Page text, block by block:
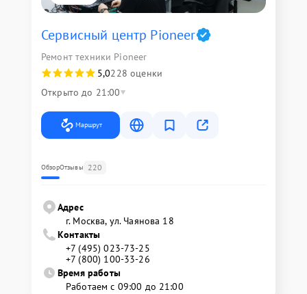
Сервисный центр Pioneer
Ремонт техники Pioneer
5,0228 оценки
Открыто до 21:00
Маршрут
ОбзорОтзывы 220
Адрес
г. Москва, ул. Чаянова 18
Контакты
+7 (495) 023-73-25
+7 (800) 100-33-26
Время работы
Работаем с 09:00 до 21:00